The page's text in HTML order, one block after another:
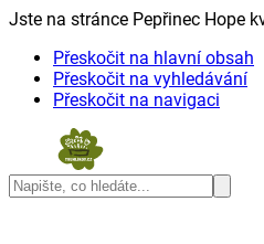
Jste na stránce Pepřinec Hope
Přeskočit na hlavní obsah
Přeskočit na vyhledávání
Přeskočit na navigaci